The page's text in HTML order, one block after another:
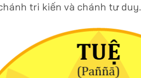
tri kiến và chánh tư duy.